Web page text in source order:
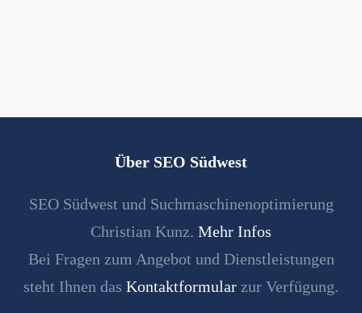
Über SEO Südwest
SEO Südwest und Suchmaschinenoptimierung
Christian Kunz. Mehr Infos
Bei Fragen zum Angebot und Dienstleistungen
steht Ihnen das Kontaktformular zur Verfügung.